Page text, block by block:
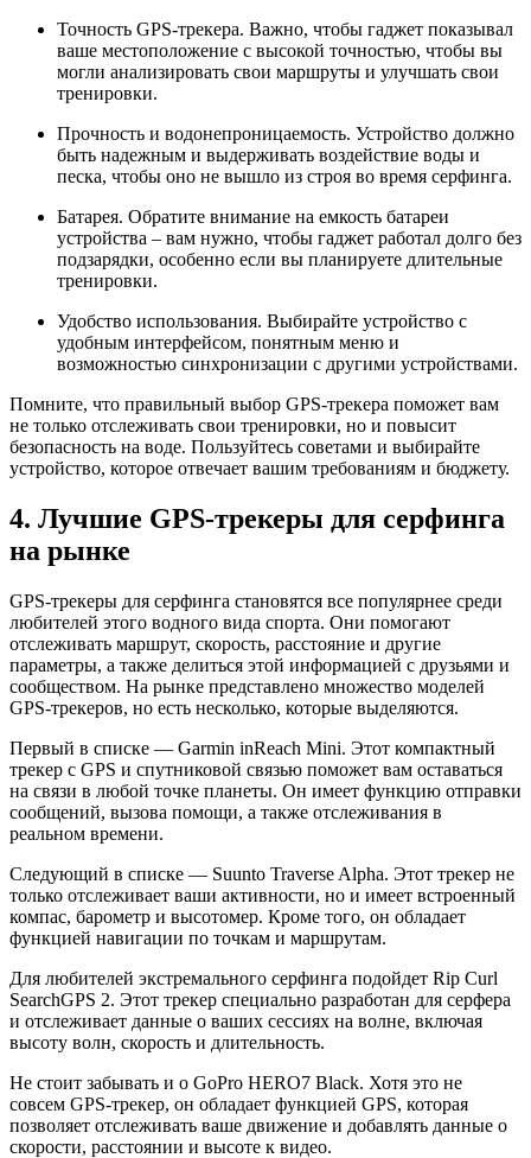
Точность GPS-трекера. Важно, чтобы гаджет показывал
ваше местоположение с высокой точностью, чтобы вы
могли анализировать свои маршруты и улучшать свои
тренировки.
Прочность и водонепроницаемость. Устройство должно
быть надежным и выдерживать воздействие воды и
песка, чтобы оно не вышло из строя во время серфинга.
Батарея. Обратите внимание на емкость батареи
устройства – вам нужно, чтобы гаджет работал долго без
подзарядки, особенно если вы планируете длительные
тренировки.
Удобство использования. Выбирайте устройство с
удобным интерфейсом, понятным меню и
возможностью синхронизации с другими устройствами.
Помните, что правильный выбор GPS-трекера поможет вам
не только отслеживать свои тренировки, но и повысит
безопасность на воде. Пользуйтесь советами и выбирайте
устройство, которое отвечает вашим требованиям и бюджету.
4. Лучшие GPS-трекеры для серфинга
на рынке
GPS-трекеры для серфинга становятся все популярнее среди
любителей этого водного вида спорта. Они помогают
отслеживать маршрут, скорость, расстояние и другие
параметры, а также делиться этой информацией с друзьями и
сообществом. На рынке представлено множество моделей
GPS-трекеров, но есть несколько, которые выделяются.
Первый в списке — Garmin inReach Mini. Этот компактный
трекер с GPS и спутниковой связью поможет вам оставаться
на связи в любой точке планеты. Он имеет функцию отправки
сообщений, вызова помощи, а также отслеживания в
реальном времени.
Следующий в списке — Suunto Traverse Alpha. Этот трекер не
только отслеживает ваши активности, но и имеет встроенный
компас, барометр и высотомер. Кроме того, он обладает
функцией навигации по точкам и маршрутам.
Для любителей экстремального серфинга подойдет Rip Curl
SearchGPS 2. Этот трекер специально разработан для серфера
и отслеживает данные о ваших сессиях на волне, включая
высоту волн, скорость и длительность.
Не стоит забывать и о GoPro HERO7 Black. Хотя это не
совсем GPS-трекер, он обладает функцией GPS, которая
позволяет отслеживать ваше движение и добавлять данные о
скорости, расстоянии и высоте к видео.